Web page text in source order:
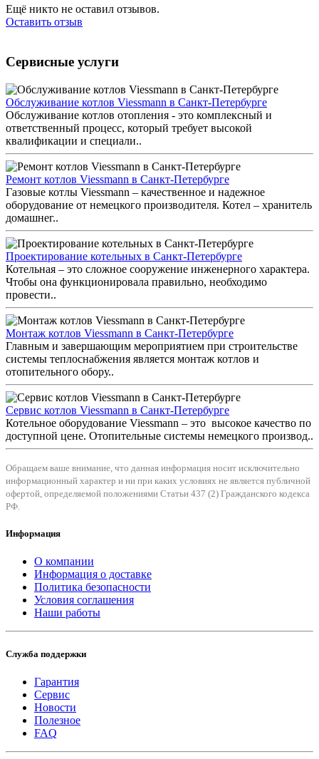
Ещё никто не оставил отзывов.
Оставить отзыв
Сервисные услуги
Обслуживание котлов Viessmann в Санкт-Петербурге
Обслуживание котлов отопления - это комплексный и
ответственный процесс, который требует высокой
квалификации и специали..
Ремонт котлов Viessmann в Санкт-Петербурге
Газовые котлы Viessmann – качественное и надежное
оборудование от немецкого производителя. Котел – хранитель
домашнег..
Проектирование котельных в Санкт-Петербурге
Котельная – это сложное сооружение инженерного характера.
Чтобы она функционировала правильно, необходимо
провести..
Монтаж котлов Viessmann в Санкт-Петербурге
Главным и завершающим мероприятием при строительстве
системы теплоснабжения является монтаж котлов и
отопительного обору..
Сервис котлов Viessmann в Санкт-Петербурге
Котельное оборудование Viessmann – это высокое качество по
доступной цене. Отопительные системы немецкого производ..
Обращаем ваше внимание, что данная информация носит исключительно
информационный характер и ни при каких условиях не является публичной
офертой, определяемой положениями Статьи 437 (2) Гражданского кодекса
РФ.
Информация
О компании
Информация о доставке
Политика безопасности
Условия соглашения
Наши работы
Служба поддержки
Гарантия
Сервис
Новости
Полезное
FAQ